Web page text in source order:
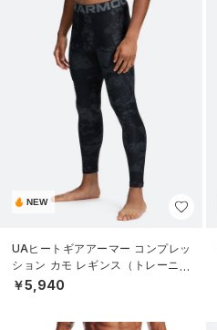
NEW
UAヒートギアアーマー コンプレッ
ション カモ レギンス（トレーニン
グ/MEN）
￥5,940